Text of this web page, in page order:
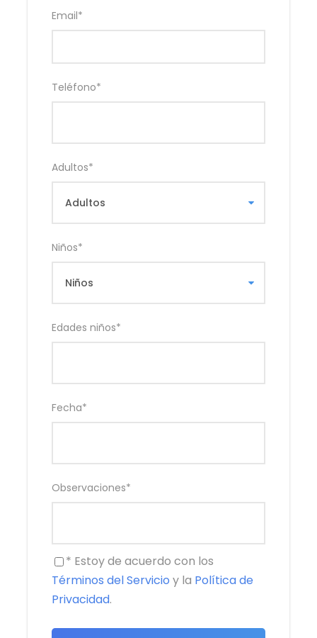
Email*
Teléfono*
Adultos*
Niños*
Edades niños*
Fecha*
Observaciones*
* Estoy de acuerdo con los
Términos del Servicio y la Política de
Privacidad.